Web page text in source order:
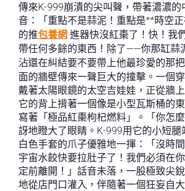
傳來K-999崩潰的尖叫聲，帶著濃濃的
音：「重點不是蒜泥！重點是**時空
的推包養網 進器快沒紅棗了！快！我
帶任何多餘的東西！除了——你那缸蒜
沾還在糾結要不要帶上他最珍愛的那把
面的牆壁傳來一聲巨大的撞擊。一個
戴著太陽眼鏡的太空吉娃娃，正從牆
它的背上揹著一個像是小型瓦斯桶的
寫著「極品紅棗枸杞燃料」。「你怎
訝地瞪大了眼睛。K-999用它的小短腿
白色手套的爪子優雅地一揮：「沒時
宇宙水餃快要拉肚子了！我們必須在
定前離開！」話音未落，一股極致尖
地從店門口灌入，伴隨著一個狂妄自大